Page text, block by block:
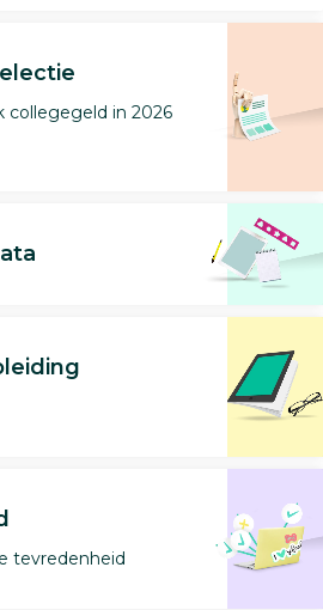
collegegeld in 2026
tevredenheid